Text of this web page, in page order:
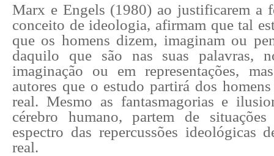
Marx e Engels (1980) ao justificarem a
conceito de ideologia, afirmam que tal
que os homens dizem, imaginam ou
daquilo que são nas suas palavras,
imaginação ou em representações,
autores que o estudo partirá dos
real. Mesmo as fantasmagorias e
cérebro humano, partem de
espectro das repercussões ideológicas
real.